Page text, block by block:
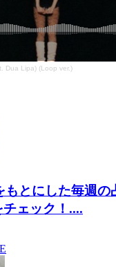
Dua Lipa) (Loop ver.)
もとにした毎週の
ェック！....